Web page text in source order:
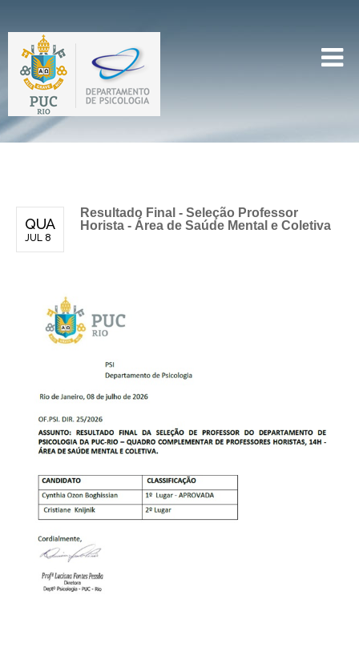
QUA
JUL 8
Resultado Final - Seleção Professor
Horista - Área de Saúde Mental e Coletiva